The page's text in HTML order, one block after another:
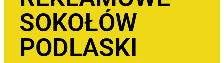
SOKOŁÓW
PODLASKI